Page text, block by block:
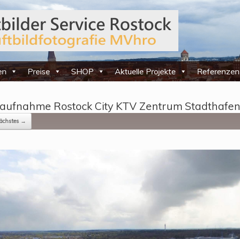
Preise SHOP Aktuelle Projekte Referenzen
Rostock City KTV Zentrum Stadthafen
→